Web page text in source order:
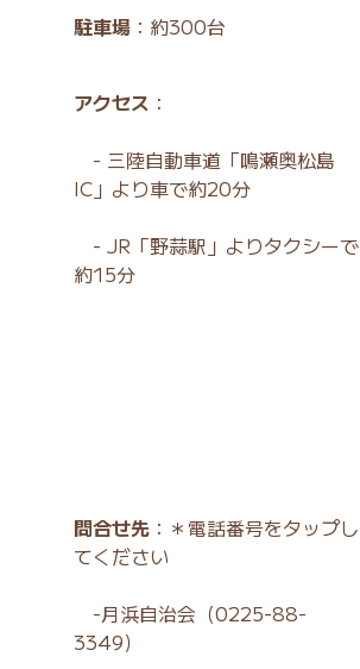
駐車場 ：約300台
アクセス ：
- 三陸自動車道「鳴瀬奥松島
IC」より車で約20分
- JR「野蒜駅」よりタクシーで
約15分
問合せ先 ：＊電話番号をタップし
てください
-月浜自治会（0225-88-
3349）